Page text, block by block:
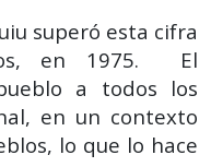
superó esta cifra
en 1975. El
a todos los
en un contexto
lo que lo hace